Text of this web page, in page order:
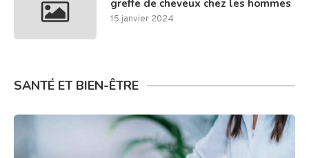
greffe de cheveux chez les hommes
15 janvier 2024
SANTÉ ET BIEN-ÊTRE